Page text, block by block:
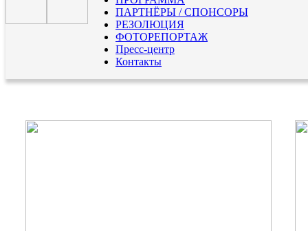
ПАРТНЁРЫ / СПОНСОРЫ
РЕЗОЛЮЦИЯ
ФОТОРЕПОРТАЖ
Пресс-центр
Контакты